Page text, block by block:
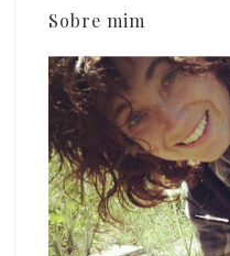
Sobre mim